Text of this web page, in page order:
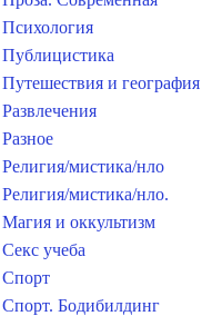
Психология
Публицистика
Путешествия и география
Развлечения
Разное
Религия/мистика/нло
Религия/мистика/нло.
Магия и оккультизм
Секс учеба
Спорт
Спорт. Бодибилдинг